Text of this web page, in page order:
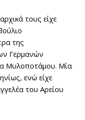
τους είχε
της
Γερμανών
Μυλοποτάμου. Μία
ενώ είχε
του Αρείου